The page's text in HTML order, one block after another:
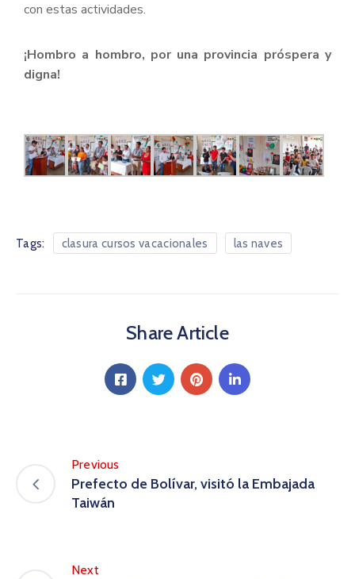
con estas actividades.
¡Hombro a hombro, por una provincia próspera y
digna!
Tags: clasura cursos vacacionales las naves
Share Article
Previous
Prefecto de Bolívar, visitó la Embajada
Taiwán
Next